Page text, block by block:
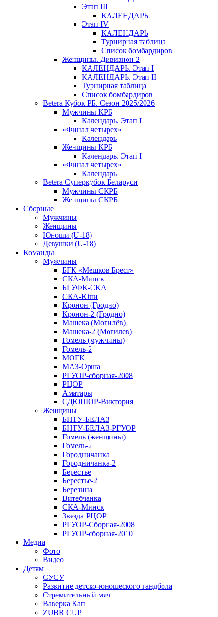
Этап III
КАЛЕНДАРЬ
Этап IV
КАЛЕНДАРЬ
Турнирная таблица
Список бомбардиров
Женщины. Дивизион 2
КАЛЕНДАРЬ. Этап I
КАЛЕНДАРЬ. Этап II
Турнирная таблица
Список бомбардиров
Betera Кубок РБ. Сезон 2025/2026
Мужчины КРБ
Календарь. Этап I
«Финал четырех»
Календарь
Женщины КРБ
Календарь. Этап I
«Финал четырех»
Календарь
Betera Суперкубок Беларуси
Мужчины СКРБ
Женщины СКРБ
Сборные
Мужчины
Женщины
Юноши (U-18)
Девушки (U-18)
Команды
Мужчины
БГК «Мешков Брест»
СКА-Минск
БГУФК-СКА
СКА-Юни
Кронон (Гродно)
Кронон-2 (Гродно)
Машека (Могилёв)
Машека-2 (Могилев)
Гомель (мужчины)
Гомель-2
МОГК
МАЗ-Орша
РГУОР-сборная-2008
РЦОР
Аматары
СДЮШОР-Виктория
Женщины
БНТУ-БЕЛАЗ
БНТУ-БЕЛАЗ-РГУОР
Гомель (женщины)
Гомель-2
Городничанка
Городничанка-2
Берестье
Берестье-2
Березина
Витебчанка
СКА-Минск
Звезда-РЦОР
РГУОР-Сборная-2008
РГУОР-сборная-2010
Медиа
Фото
Видео
Детям
СУСУ
Развитие детско-юношеского гандбола
Стремительный мяч
Ваверка Кап
ZUBR CUP